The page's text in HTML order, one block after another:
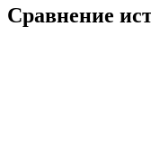
Сравнение